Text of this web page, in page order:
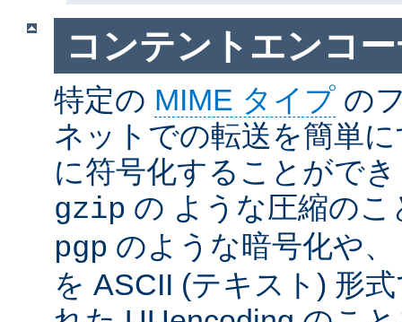
コンテントエンコ
特定の MIME タイプ の
ネットでの転送を簡単
に符号化することがで
gzip の ような圧縮の
pgp のような暗号化や
を ASCII (テキスト) 形